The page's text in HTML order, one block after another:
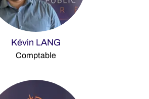
Kévin LANG
Comptable